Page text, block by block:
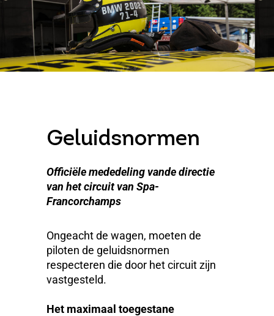
Geluidsnormen
Officiële mededeling vande directie
van het circuit van Spa-
Francorchamps
Ongeacht de wagen, moeten de
piloten de geluidsnormen
respecteren die door het circuit zijn
vastgesteld.
Het maximaal toegestane